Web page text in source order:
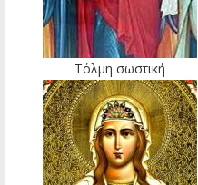
Τόλμη σωστική